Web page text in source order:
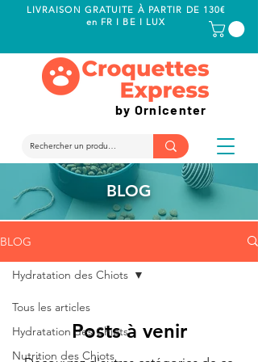
LIVRAISON GRATUITE À PARTIR DE 130€
en FR I BE I LUX
by Ornicenter
BLOG
BLOG
Tous les articles
Hydratation des Chiots
Nutrition des Chiots
Hydratation des Chiots
Posts à venir